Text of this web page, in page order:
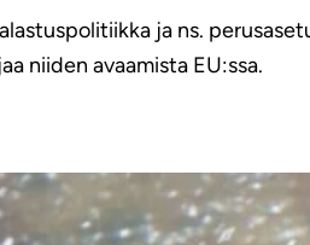
ja ns.
niiden avaamista EU:ssa.